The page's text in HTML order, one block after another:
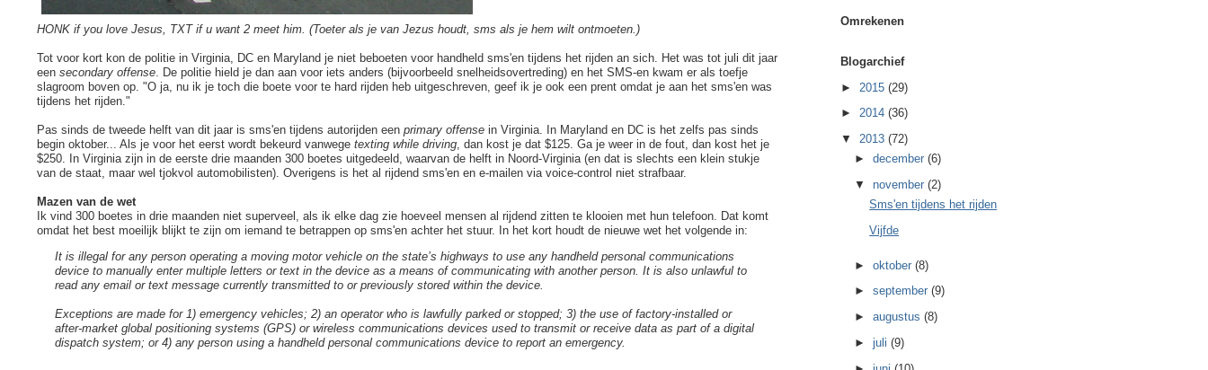
HONK if you love Jesus, TXT if u want 2 meet him. (Toeter als je van Jezus houdt, sms als je hem wilt ontmoeten.)
Tot voor kort kon de politie in Virginia, DC en Maryland je niet beboeten voor handheld sms'en tijdens het rijden an sich. Het was tot juli dit jaar
een secondary offense. De politie hield je dan aan voor iets anders (bijvoorbeeld snelheidsovertreding) en het SMS-en kwam er als toefje
slagroom boven op. "O ja, nu ik je toch die boete voor te hard rijden heb uitgeschreven, geef ik je ook een prent omdat je aan het sms'en was
tijdens het rijden."
Pas sinds de tweede helft van dit jaar is sms'en tijdens autorijden een primary offensein Virginia. In Maryland en DC is het zelfs pas sinds
begin oktober... Als je voor het eerst wordt bekeurd vanwege texting while driving, dan kost je dat $125. Ga je weer in de fout, dan kost het je
$250. In Virginia zijn in de eerste drie maanden 300 boetes uitgedeeld, waarvan de helft in Noord-Virginia (en dat is slechts een klein stukje
van de staat, maar wel tjokvol automobilisten). Overigens is het al rijdend sms'en en e-mailen via voice-control niet strafbaar.
Mazen van de wet
Ik vind 300 boetes in drie maanden niet superveel, als ik elke dag zie hoeveel mensen al rijdend zitten te klooien met hun telefoon. Dat komt
omdat het best moeilijk blijkt te zijn om iemand te betrappen op sms'en achter het stuur. In het kort houdt de nieuwe wet het volgende in:
It is illegal for any person operating a moving motor vehicle on the state’s highways to use any handheld personal communications
device to manually enter multiple letters or text in the device as a means of communicating with another person. It is also unlawful to
read any email or text message currently transmitted to or previously stored within the device.
Exceptions are made for 1) emergency vehicles; 2) an operator who is lawfully parked or stopped; 3) the use of factory-installed or
after-market global positioning systems (GPS) or wireless communications devices used to transmit or receive data as part of a digital
dispatch system; or 4) any person using a handheld personal communications device to report an emergency.
Omrekenen
Blogarchief
► 2015 (29)
► 2014 (36)
▼ 2013 (72)
►december(6)
▼november(2)
Sms'en tijdens het rijden
Vijfde
►oktober(8)
►september(9)
►augustus(8)
►juli(9)